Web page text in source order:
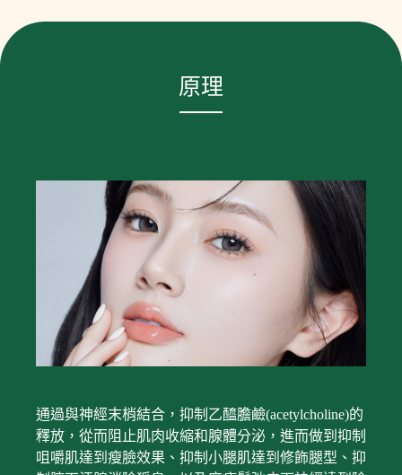
原理
通過與神經末梢結合，抑制乙醯膽鹼(acetylcholine)的
釋放，從而阻止肌肉收縮和腺體分泌，進而做到抑制
咀嚼肌達到瘦臉效果、抑制小腿肌達到修飾腿型、抑